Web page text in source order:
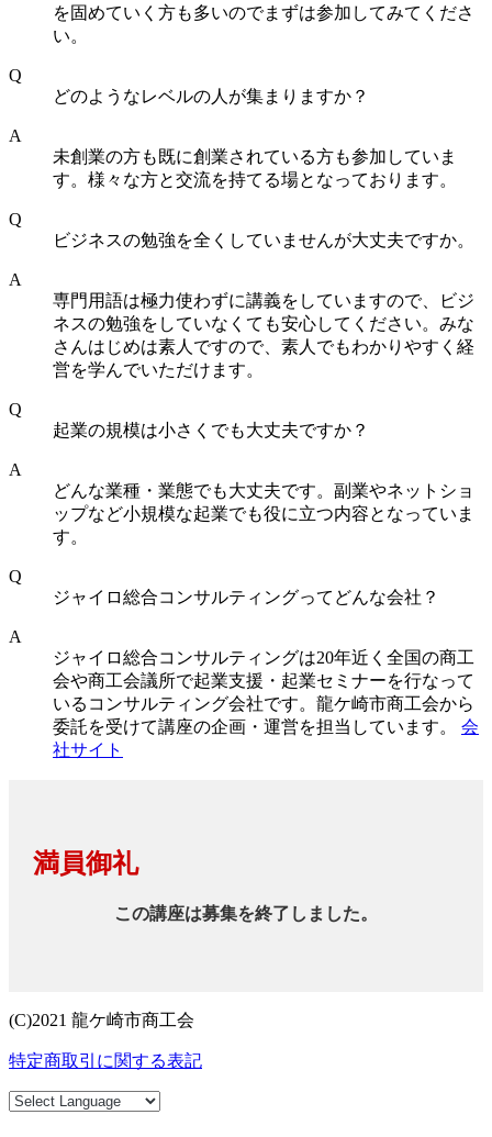
を固めていく方も多いのでまずは参加してみてくださ
い。
Q
どのようなレベルの人が集まりますか？
A
未創業の方も既に創業されている方も参加していま
す。様々な方と交流を持てる場となっております。
Q
ビジネスの勉強を全くしていませんが大丈夫ですか。
A
専門用語は極力使わずに講義をしていますので、ビジ
ネスの勉強をしていなくても安心してください。みな
さんはじめは素人ですので、素人でもわかりやすく経
営を学んでいただけます。
Q
起業の規模は小さくでも大丈夫ですか？
A
どんな業種・業態でも大丈夫です。副業やネットショ
ップなど小規模な起業でも役に立つ内容となっていま
す。
Q
ジャイロ総合コンサルティングってどんな会社？
A
ジャイロ総合コンサルティングは20年近く全国の商工
会や商工会議所で起業支援・起業セミナーを行なって
いるコンサルティング会社です。龍ケ崎市商工会から
委託を受けて講座の企画・運営を担当しています。 会
社サイト
満員御礼
この講座は募集を終了しました。
(C)2021 龍ケ崎市商工会
特定商取引に関する表記